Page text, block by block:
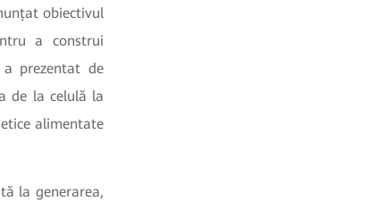
obiectivul
a construi
prezentat de
de la celulă la
alimentate
la generarea,